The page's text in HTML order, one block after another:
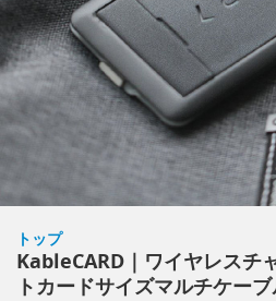
トップ
KableCARD｜ワイヤレスチ
トカードサイズマルチケー